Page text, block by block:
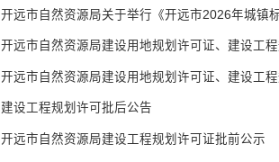
开远市自然资源局建设用地规划许可证、建设工
建设工程规划许可批后公告
开远市自然资源局建设工程规划许可证批前公示